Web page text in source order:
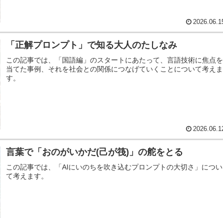
「正解プロンプト」で知る大人のたしなみ
この記事では、「国語編」のスタートにあたって、言語技術に焦点を
当てた事例、それを社会との関係につなげていくことについて考えま
す。
言葉で「おのがいかだ(己が筏)」の舵をとる
この記事では、「AIにいのちを吹き込むプロンプトの大切さ」につい
て考えます。